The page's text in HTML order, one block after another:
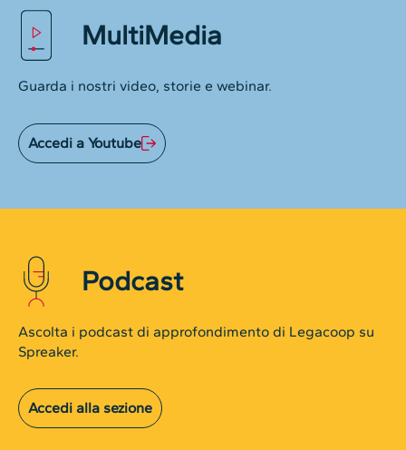
MultiMedia
Guarda i nostri video, storie e webinar.
Accedi a Youtube
Podcast
Ascolta i podcast di approfondimento di Legacoop su
Spreaker.
Accedi alla sezione